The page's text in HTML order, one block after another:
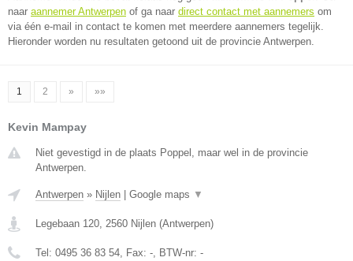
naar aannemer Antwerpen of ga naar direct contact met aannemers om
via één e-mail in contact te komen met meerdere aannemers tegelijk.
Hieronder worden nu resultaten getoond uit de provincie Antwerpen.
1 2 » »»
Kevin Mampay
Niet gevestigd in de plaats Poppel, maar wel in de provincie
Antwerpen.
Antwerpen » Nijlen Google maps ▼
Legebaan 120, 2560 Nijlen (Antwerpen)
Tel: 0495 36 83 54, Fax: -, BTW-nr: -